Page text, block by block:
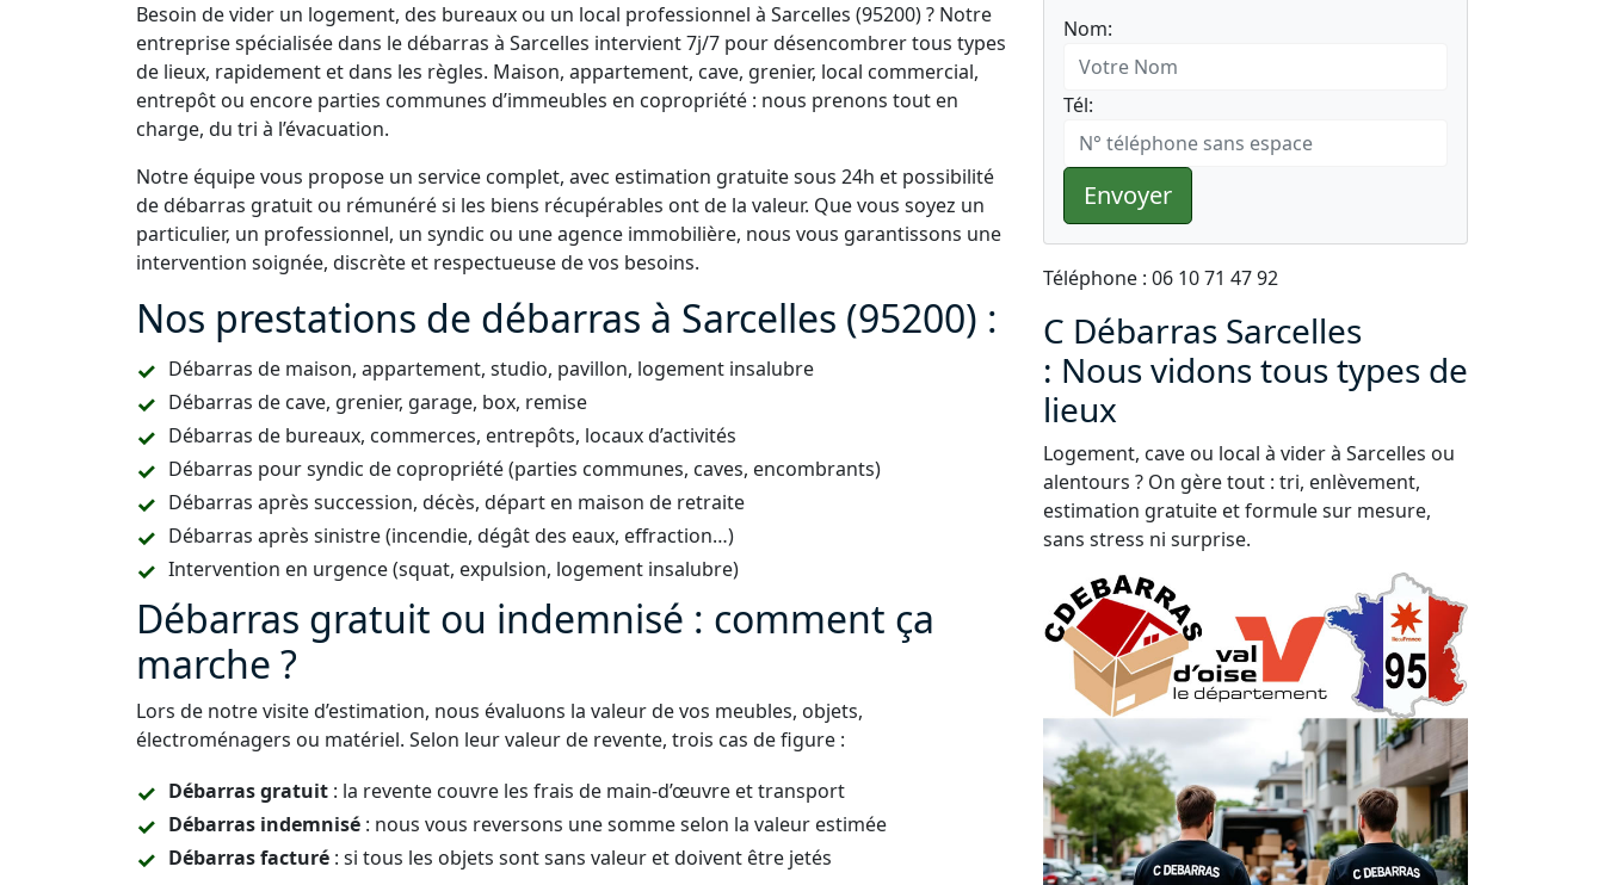
Besoin de vider un logement, des bureaux ou un local professionnel à Sarcelles (95200) ? Notre
entreprise spécialisée dans le débarras à Sarcelles intervient 7j/7 pour désencombrer tous types
de lieux, rapidement et dans les règles. Maison, appartement, cave, grenier, local commercial,
entrepôt ou encore parties communes d’immeubles en copropriété : nous prenons tout en
charge, du tri à l’évacuation.
Notre équipe vous propose un service complet, avec estimation gratuite sous 24h et possibilité
de débarras gratuit ou rémunéré si les biens récupérables ont de la valeur. Que vous soyez un
particulier, un professionnel, un syndic ou une agence immobilière, nous vous garantissons une
intervention soignée, discrète et respectueuse de vos besoins.
Nos prestations de débarras à Sarcelles (95200) :
Débarras de maison, appartement, studio, pavillon, logement insalubre
Débarras de cave, grenier, garage, box, remise
Débarras de bureaux, commerces, entrepôts, locaux d’activités
Débarras pour syndic de copropriété (parties communes, caves, encombrants)
Débarras après succession, décès, départ en maison de retraite
Débarras après sinistre (incendie, dégât des eaux, effraction…)
Intervention en urgence (squat, expulsion, logement insalubre)
Débarras gratuit ou indemnisé : comment ça
marche ?
Lors de notre visite d’estimation, nous évaluons la valeur de vos meubles, objets,
électroménagers ou matériel. Selon leur valeur de revente, trois cas de figure :
Débarras gratuit : la revente couvre les frais de main-d’œuvre et transport
Débarras indemnisé : nous vous reversons une somme selon la valeur estimée
Débarras facturé : si tous les objets sont sans valeur et doivent être jetés
Nom:
Tél:
Envoyer
Téléphone : 06 10 71 47 92
C Débarras Sarcelles
: Nous vidons tous types de
lieux
Logement, cave ou local à vider à Sarcelles ou
alentours ? On gère tout : tri, enlèvement,
estimation gratuite et formule sur mesure,
sans stress ni surprise.